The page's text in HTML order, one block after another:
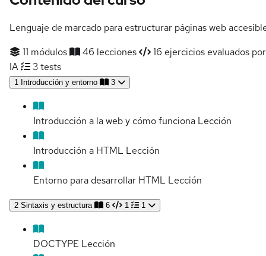
Lenguaje de marcado para estructurar páginas web
11 módulos
46 lecciones
16 ejercicios evaluados por
IA
3 tests
1 Introducción y entorno 3
Introducción a la web y cómo funciona Lección
Introducción a HTML Lección
Entorno para desarrollar HTML Lección
2 Sintaxis y estructura 6 1 1
DOCTYPE Lección